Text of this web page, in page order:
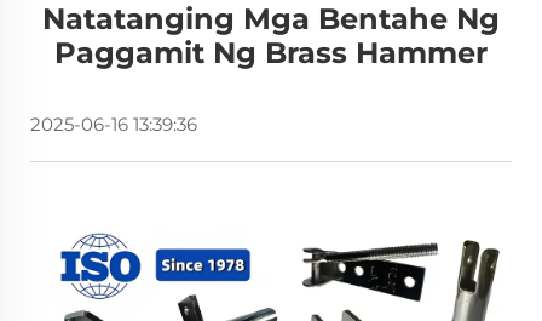
Natatanging Mga Bentahe Ng
Paggamit Ng Brass Hammer
2025-06-16 13:39:36